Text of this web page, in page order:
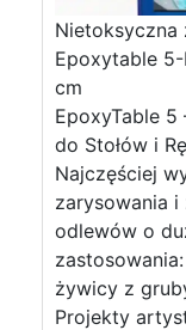
Nietoksyczna
Epoxytable
cm
EpoxyTable 5
do Stołów i
Najczęściej
zarysowania i
odlewów o
zastosowania:
żywicy z
Projekty